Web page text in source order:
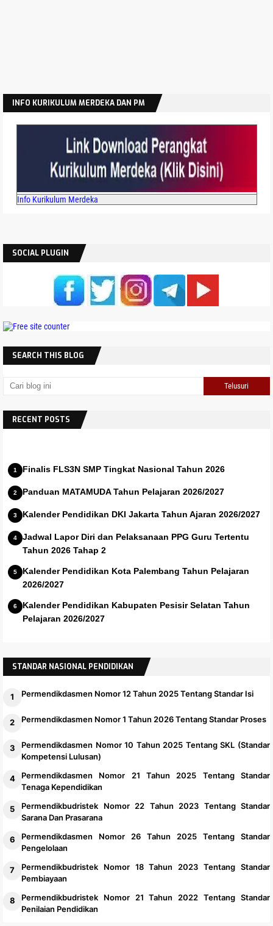
INFO KURIKULUM MERDEKA DAN PM
Info Kurikulum Merdeka
SOCIAL PLUGIN
SEARCH THIS BLOG
RECENT POSTS
Finalis FLS3N SMP Tingkat Nasional Tahun 2026
Panduan MATAMUDA Tahun Pelajaran 2026/2027
Kalender Pendidikan DKI Jakarta Tahun Ajaran 2026/2027
Jadwal Lapor Diri dan Pelaksanaan PPG Guru Tertentu
Tahun 2026 Tahap 2
Kalender Pendidikan Kota Palembang Tahun Pelajaran
2026/2027
Kalender Pendidikan Kabupaten Pesisir Selatan Tahun
Pelajaran 2026/2027
STANDAR NASIONAL PENDIDIKAN
Permendikdasmen Nomor 12 Tahun 2025 Tentang Standar Isi
Permendikdasmen Nomor 1 Tahun 2026 Tentang Standar Proses
Permendikdasmen Nomor 10 Tahun 2025 Tentang SKL (Standar
Kompetensi Lulusan)
Permendikdasmen Nomor 21 Tahun 2025 Tentang Standar
Tenaga Kependidikan
Permendikbudristek Nomor 22 Tahun 2023 Tentang Standar
Sarana Dan Prasarana
Permendikdasmen Nomor 26 Tahun 2025 Tentang Standar
Pengelolaan
Permendikbudristek Nomor 18 Tahun 2023 Tentang Standar
Pembiayaan
Permendikbudristek Nomor 21 Tahun 2022 Tentang Standar
Penilaian Pendidikan